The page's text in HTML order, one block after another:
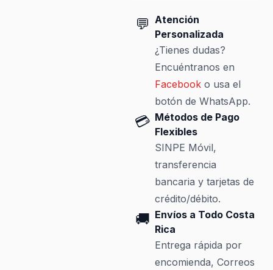
💬 Atención
Personalizada
¿Tienes dudas?
Encuéntranos en
Facebooko usa el
botón de WhatsApp.
💳 Métodos de Pago
Flexibles
SINPE Móvil,
transferencia
bancaria y tarjetas de
crédito/débito.
🚚 Envíos a Todo Costa
Rica
Entrega rápida por
encomienda, Correos